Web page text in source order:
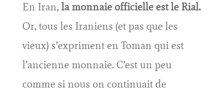
En Iran,la monnaie officielle est le Rial.
Or, tous les Iraniens (et pas que les
vieux) s’expriment en Toman qui est
l’ancienne monnaie. C’est un peu
comme si nous on continuait de